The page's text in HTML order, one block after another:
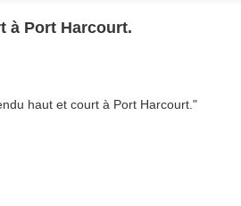
à Port Harcourt.